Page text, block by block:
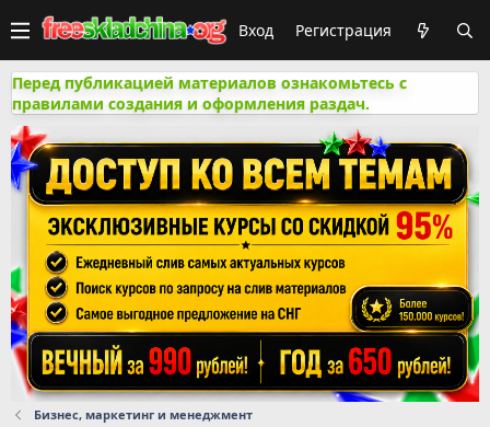
Вход Регистрация
Перед публикацией материалов ознакомьтесь с
правилами создания и оформления раздач.
Бизнес, маркетинг и менеджмент